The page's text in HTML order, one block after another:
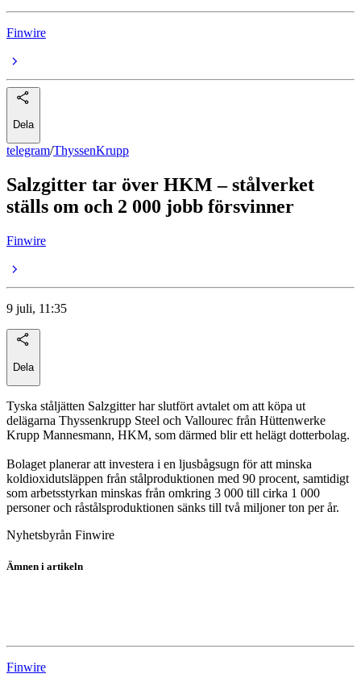
Finwire
Dela
telegram/ThyssenKrupp
Salzgitter tar över HKM – stålverket
ställs om och 2 000 jobb försvinner
Finwire
9 juli, 11:35
Dela
Tyska ståljätten Salzgitter har slutfört avtalet om att köpa ut
delägarna Thyssenkrupp Steel och Vallourec från Hüttenwerke
Krupp Mannesmann, HKM, som därmed blir ett helägt dotterbolag.
Bolaget planerar att investera i en ljusbågsugn för att minska
koldioxidutsläppen från stålproduktionen med 90 procent, samtidigt
som arbetsstyrkan minskas från omkring 3 000 till cirka 1 000
personer och råstålsproduktionen sänks till två miljoner ton per år.
Nyhetsbyrån Finwire
Ämnen i artikeln
Finwire